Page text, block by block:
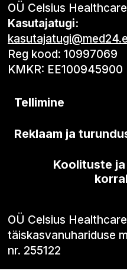
OÜ Celsius Healthcare
Kasutajatugi:
Reg kood: 10997069
KMKR: EE100945900
Tellimine
Reklaam ja
Koolituste
OÜ Celsius
täiskasvanuhariduse
nr. 255122